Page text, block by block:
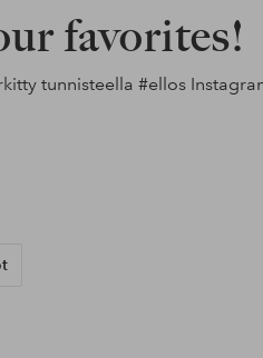
favorites!
tunnisteella #ellos